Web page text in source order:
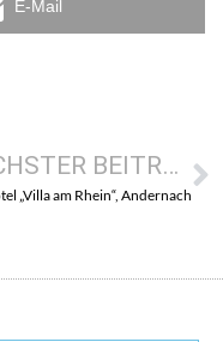
E-Mail
NÄCHSTER BEITRAG
„Villa am Rhein“, Andernach